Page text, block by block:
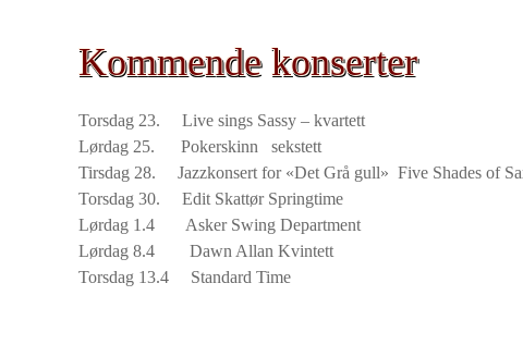
Kommende konserter
Torsdag 23. Live sings Sassy – kvartett
Lørdag 25. Pokerskinn sekstett
Tirsdag 28. Jazzkonsert for «Det Grå gull» Five Shades of
Torsdag 30. Edit Skattør Springtime
Lørdag 1.4 Asker Swing Department
Lørdag 8.4 Dawn Allan Kvintett
Torsdag 13.4 Standard Time